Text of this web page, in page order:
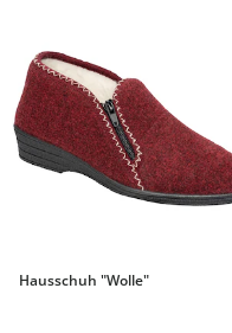
Hausschuh "Wolle"